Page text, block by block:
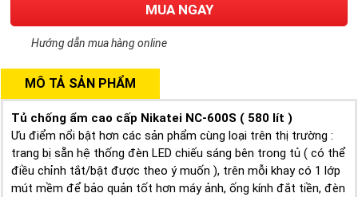
MUA NGAY
Hướng dẫn mua hàng online
MÔ TẢ SẢN PHẨM
Tủ chống ẩm cao cấp Nikatei NC-600S ( 580 lít )
Ưu điểm nổi bật hơn các sản phẩm cùng loại trên thị trường :
trang bị sẵn hệ thống đèn LED chiếu sáng bên trong tủ ( có thể
điều chỉnh tắt/bật được theo ý muốn ), trên mỗi khay có 1 lớp
mút mềm để bảo quản tốt hơn máy ảnh, ống kính đắt tiền, đèn